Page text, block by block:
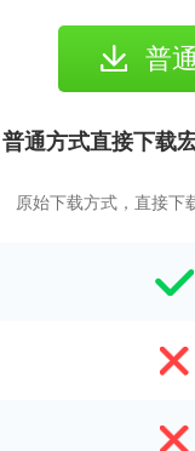
普
普通方式直接下载
原始下载方式，直接下